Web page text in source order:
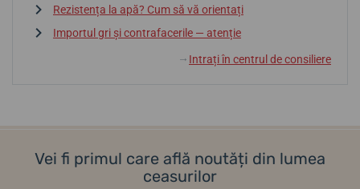
Rezistența la apă? Cum să vă orientați
Importul gri și contrafacerile — atenție
↓ Intrați în centrul de consiliere
Vei fi primul care află noutăți din lumea
ceasurilor